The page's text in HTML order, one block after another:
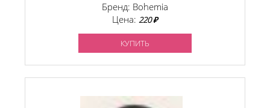
Бренд: Bohemia
Цена: 220 ₽
КУПИТЬ